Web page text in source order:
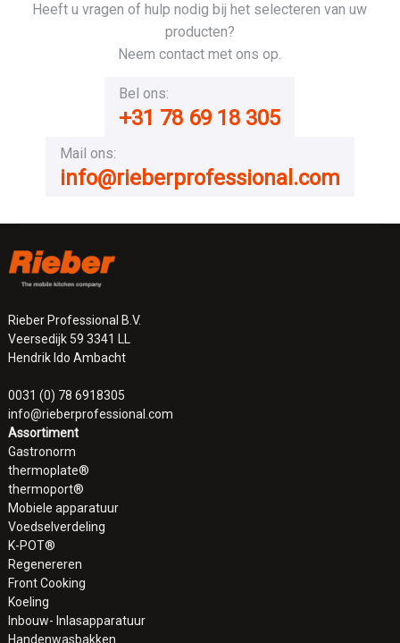
Heeft u vragen of hulp nodig bij het selecteren van uw
producten?
Neem contact met ons op.
Bel ons:
+31 78 69 18 305
Mail ons:
info@rieberprofessional.com
Rieber Professional B.V.
Veersedijk 59 3341 LL
Hendrik Ido Ambacht
0031 (0) 78 6918305
info@rieberprofessional.com
Assortiment
Gastronorm
thermoplate®
thermoport®
Mobiele apparatuur
Voedselverdeling
K-POT®
Regenereren
Front Cooking
Koeling
Inbouw- Inlasapparatuur
Handenwasbakken